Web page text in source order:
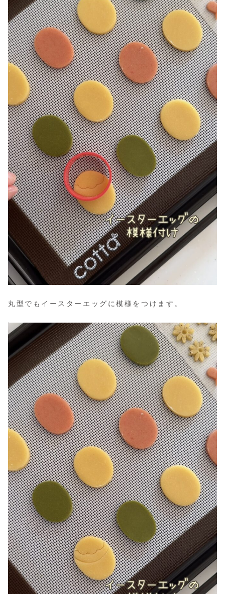
丸型でもイースターエッグに模様をつけます。